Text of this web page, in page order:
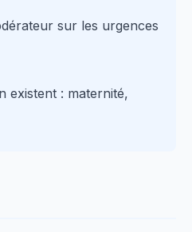
sur les urgences
existent : maternité,